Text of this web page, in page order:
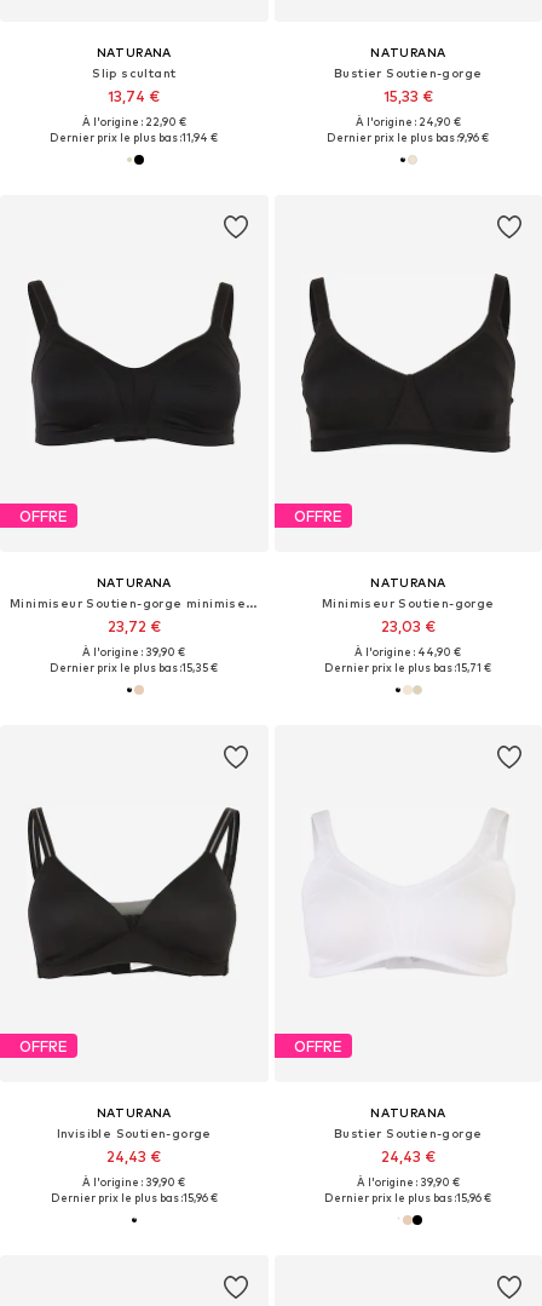
NATURANA
Slip scultant
13,74 €
À l'origine : 22,90 €
Dernier prix le plus bas :11,94 €
NATURANA
Bustier Soutien-gorge
15,33 €
À l'origine : 24,90 €
Dernier prix le plus bas :9,96 €
OFFRE
NATURANA
Minimiseur Soutien-gorge minimiseur
23,72 €
À l'origine : 39,90 €
Dernier prix le plus bas :15,35 €
OFFRE
NATURANA
Minimiseur Soutien-gorge
23,03 €
À l'origine : 44,90 €
Dernier prix le plus bas :15,71 €
OFFRE
NATURANA
Invisible Soutien-gorge
24,43 €
À l'origine : 39,90 €
Dernier prix le plus bas :15,96 €
OFFRE
NATURANA
Bustier Soutien-gorge
24,43 €
À l'origine : 39,90 €
Dernier prix le plus bas :15,96 €